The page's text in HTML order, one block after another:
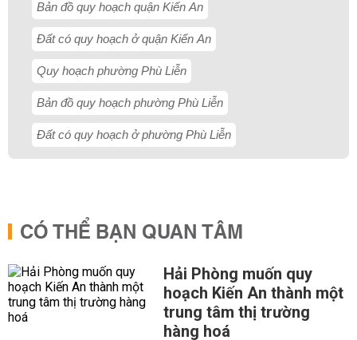
Bản đồ quy hoạch quận Kiến An
Đất có quy hoạch ở quận Kiến An
Quy hoạch phường Phù Liễn
Bản đồ quy hoạch phường Phù Liễn
Đất có quy hoạch ở phường Phù Liễn
CÓ THỂ BẠN QUAN TÂM
Hải Phòng muốn quy
hoạch Kiến An thành một
trung tâm thị trường
hàng hoá